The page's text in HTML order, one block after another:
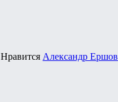
Нравится Александр Ершов